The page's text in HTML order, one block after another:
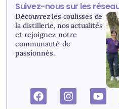
Suivez-nous sur les
Découvrez les coulisses de
la distillerie, nos actualités
et rejoignez notre
communauté de
passionnés.